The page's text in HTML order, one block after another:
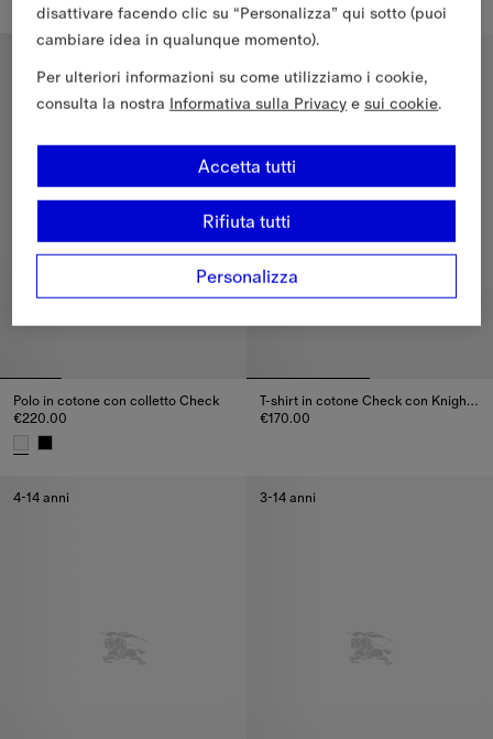
T-shirt in cotone con finiture Check, €170.00T-shirt in cotone con finiture
Polo in cotone con colletto Check
€220.00
T-shirt in cotone Check con Knight Stamp
€170.00
4-14 anni 3-14 anni
disattivare facendo clic su “Personalizza” qui sotto (puoi
cambiare idea in qualunque momento).
Per ulteriori informazioni su come utilizziamo i cookie,
consulta la nostra Informativa sulla Privacy esui cookie.
Personalizza
Rifiuta tutti
Accetta tutti